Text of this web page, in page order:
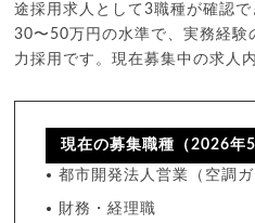
途採用求人として3職種が確認
30〜50万円の水準で、実務経験
力採用です。現在募集中の求人
現在の募集職種（2026年5
都市開発法人営業（空調ガ
財務・経理職